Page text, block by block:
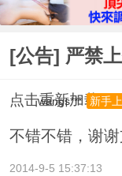
[公告] 严禁
点击重新加载
wangs*** 新手
不错不错，谢
2014-9-5 15:37:13